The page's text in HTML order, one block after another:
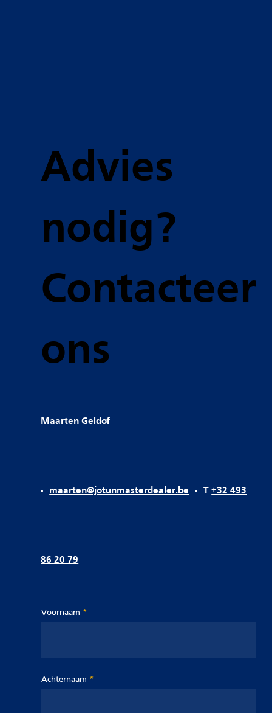
Advies
nodig?
Contacteer
ons
Maarten Geldof
- maarten@jotunmasterdealer.be -T+32 493
86 20 79
Voornaam
Achternaam